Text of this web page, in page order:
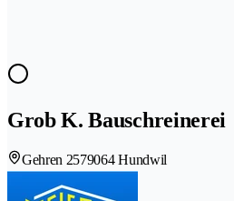
Grob K. Bauschreinerei
Gehren 2579064 Hundwil